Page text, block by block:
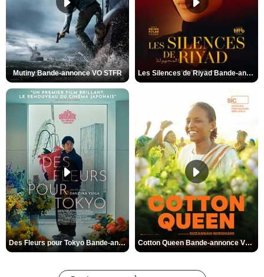
Mutiny Bande-annonce VO STFR Les Silences de Riyad Bande-annonce VO STFR
Des Fleurs pour Tokyo Bande-annonce VO STFR Cotton Queen Bande-annonce VO STFR